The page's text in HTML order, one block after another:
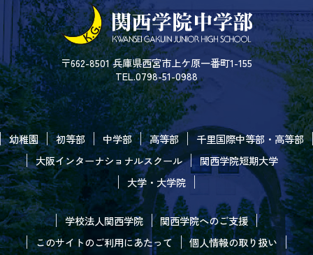
〒662-8501 兵庫県西宮市上ケ原一番町1-155
TEL.0798-51-0988
幼稚園 初等部 中学部 高等部
千里国際中等部・高等部
大阪インターナショナルスクール
関西学院短期大学
大学・大学院
学校法人関西学院
関西学院へのご支援
このサイトのご利用にあたって
個人情報の取り扱い